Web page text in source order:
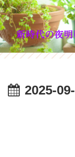
2025-